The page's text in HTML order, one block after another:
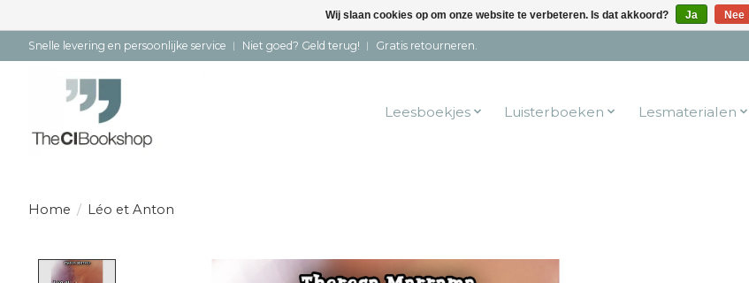
Snelle levering en persoonlijke service ︱ Niet goed? Geld terug! ︱ Gratis retourneren.
Leesboekjes Luisterboeken Lesmaterialen
Home / Léo et Anton
Product image slideshow Items
Wij slaan cookies op om onze website te verbeteren. Is dat akkoord? Ja Nee